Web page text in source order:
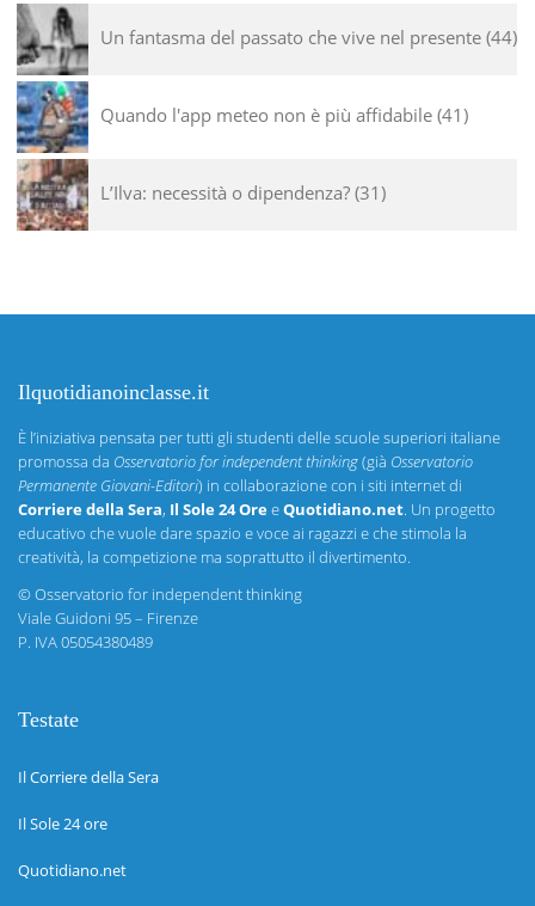
Un fantasma del passato che vive nel presente 44
Quando l'app meteo non è più affidabile 41
L’Ilva: necessità o dipendenza? 31
Ilquotidianoinclasse.it
È l’iniziativa pensata per tutti gli studenti delle scuole superiori italiane
promossa da Osservatorio for independent thinking(già Osservatorio
Permanente Giovani-Editori) in collaborazione con i siti internet di
Corriere della Sera, Il Sole 24 OreeQuotidiano.net. Un progetto
educativo che vuole dare spazio e voce ai ragazzi e che stimola la
creatività, la competizione ma soprattutto il divertimento.
©Osservatorio for independent thinking
Viale Guidoni 95 – Firenze
P. IVA 05054380489
Testate
Il Corriere della Sera
Il Sole 24 ore
Quotidiano.net